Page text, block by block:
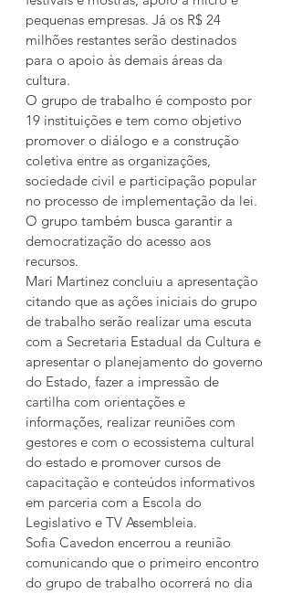
pequenas empresas. Já os R$ 24
milhões restantes serão destinados
para o apoio às demais áreas da
cultura.
O grupo de trabalho é composto por
19 instituições e tem como objetivo
promover o diálogo e a construção
coletiva entre as organizações,
sociedade civil e participação popular
no processo de implementação da lei.
O grupo também busca garantir a
democratização do acesso aos
recursos.
Mari Martinez concluiu a apresentação
citando que as ações iniciais do grupo
de trabalho serão realizar uma escuta
com a Secretaria Estadual da Cultura e
apresentar o planejamento do governo
do Estado, fazer a impressão de
cartilha com orientações e
informações, realizar reuniões com
gestores e com o ecossistema cultural
do estado e promover cursos de
capacitação e conteúdos informativos
em parceria com a Escola do
Legislativo e TV Assembleia.
Sofia Cavedon encerrou a reunião
comunicando que o primeiro encontro
do grupo de trabalho ocorrerá no dia